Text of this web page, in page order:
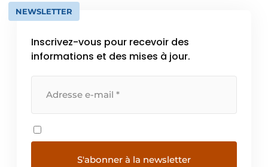
NEWSLETTER
Inscrivez-vous pour recevoir des
informations et des mises à jour.